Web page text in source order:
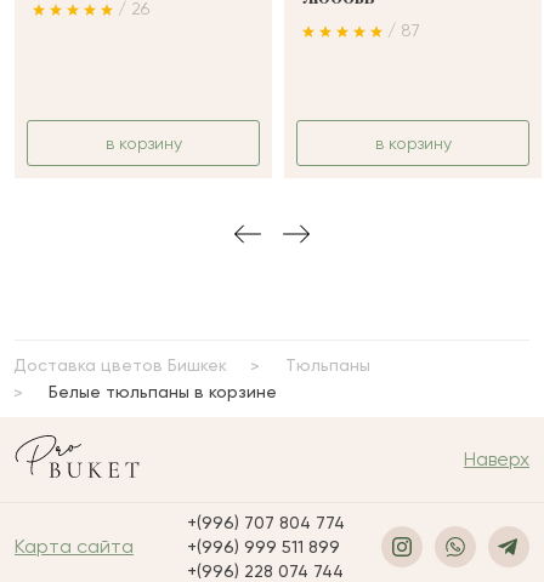
/ 26
в корзину
/ 87
в корзину
Доставка цветов Бишкек
Тюльпаны
Белые тюльпаны в корзине
Наверх
Карта сайта
+(996) 707 804 774
+(996) 999 511 899
+(996) 228 074 744